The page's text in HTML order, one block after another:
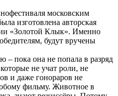
московским
изготовлена авторская
«Золотой Клык». Именно
будут вручены
пока она не попала в разряд
не учат роли, не
и даже гонораров не
фильму. Животное в